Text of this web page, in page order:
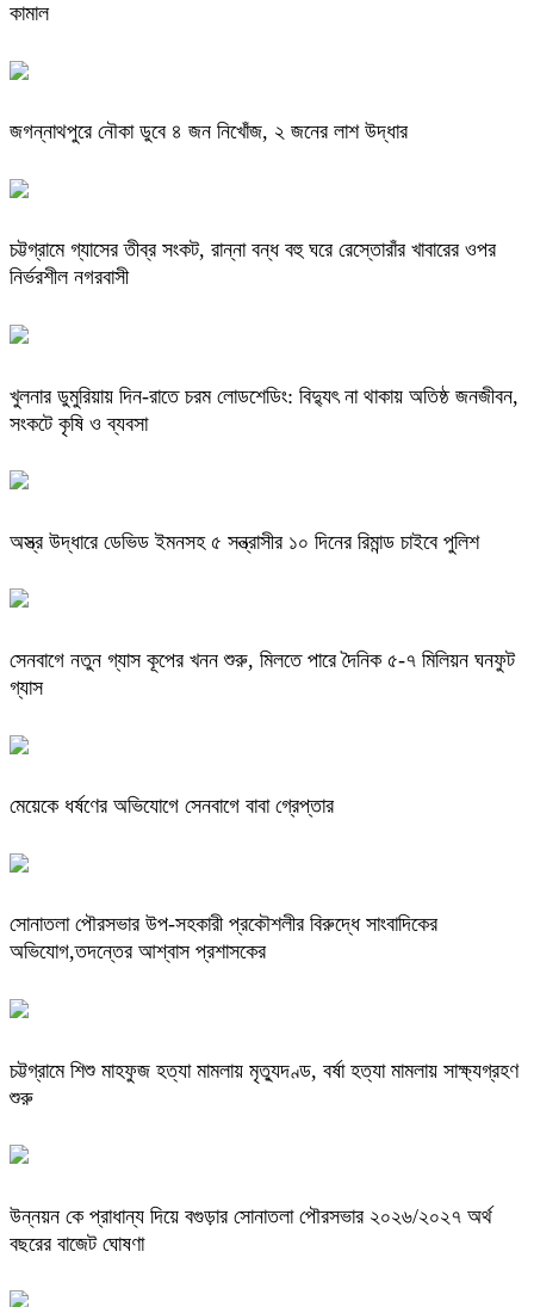
কামাল
জগন্নাথপুরে নৌকা ডুবে ৪ জন নিখোঁজ, ২ জনের লাশ উদ্ধার
চট্টগ্রামে গ্যাসের তীব্র সংকট, রান্না বন্ধ বহু ঘরে রেস্তোরাঁর খাবারের ওপর
নির্ভরশীল নগরবাসী
খুলনার ডুমুরিয়ায় দিন-রাতে চরম লোডশেডিং: বিদ্যুৎ না থাকায় অতিষ্ঠ জনজীবন,
সংকটে কৃষি ও ব্যবসা
অস্ত্র উদ্ধারে ডেভিড ইমনসহ ৫ সন্ত্রাসীর ১০ দিনের রিমান্ড চাইবে পুলিশ
সেনবাগে নতুন গ্যাস কূপের খনন শুরু, মিলতে পারে দৈনিক ৫-৭ মিলিয়ন ঘনফুট
গ্যাস
মেয়েকে ধর্ষণের অভিযোগে সেনবাগে বাবা গ্রেপ্তার
সোনাতলা পৌরসভার উপ-সহকারী প্রকৌশলীর বিরুদ্ধে সাংবাদিকের
অভিযোগ,তদন্তের আশ্বাস প্রশাসকের
চট্টগ্রামে শিশু মাহফুজ হত্যা মামলায় মৃত্যুদণ্ড, বর্ষা হত্যা মামলায় সাক্ষ্যগ্রহণ
শুরু
উন্নয়ন কে প্রাধান্য দিয়ে বগুড়ার সোনাতলা পৌরসভার ২০২৬/২০২৭ অর্থ
বছরের বাজেট ঘোষণা